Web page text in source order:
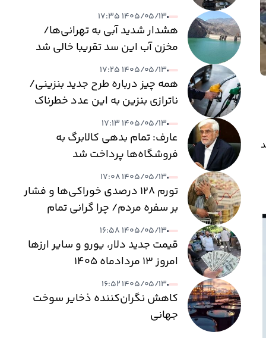
درصد رشد
۱۴۰۵/۰۵/۱۳ ۱۷:۳۵
هشدار شدید آبی به تهرانی‌ها/
مخزن آب این سد تقریبا خالی شد
۱۴۰۵/۰۵/۱۳ ۱۷:۲۵
همه چیز درباره طرح جدید بنزینی/
ناترازی بنزین به این عدد خطرناک
می‌رسد
۱۴۰۵/۰۵/۱۳ ۱۷:۱۳
عارف: تمام بدهی کالابرگ به
فروشگاه‌ها پرداخت شد
۱۴۰۵/۰۵/۱۳ ۱۷:۰۸
تورم ۱۲۸ درصدی خوراکی‌ها و فشار
بر سفره مردم/ چرا گرانی تمام
نمی‌شود؟
۱۴۰۵/۰۵/۱۳ ۱۶:۵۸
قیمت جدید دلار، یورو و سایر ارزها
امروز ۱۳ مردادماه ۱۴۰۵
۱۴۰۵/۰۵/۱۳ ۱۶:۵۲
کاهش نگران‌کننده ذخایر سوخت
جهانی